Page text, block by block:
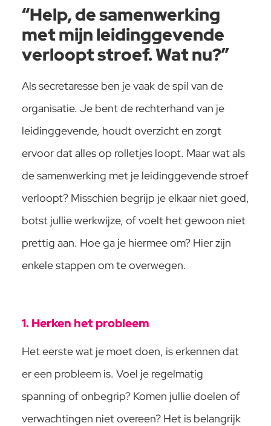
“Help, de samenwerking
met mijn leidinggevende
verloopt stroef. Wat nu?”
Als secretaresse ben je vaak de spil van de
organisatie. Je bent de rechterhand van je
leidinggevende, houdt overzicht en zorgt
ervoor dat alles op rolletjes loopt. Maar wat als
de samenwerking met je leidinggevende stroef
verloopt? Misschien begrijp je elkaar niet goed,
botst jullie werkwijze, of voelt het gewoon niet
prettig aan. Hoe ga je hiermee om? Hier zijn
enkele stappen om te overwegen.
1. Herken het probleem
Het eerste wat je moet doen, is erkennen dat
er een probleem is. Voel je regelmatig
spanning of onbegrip? Komen jullie doelen of
verwachtingen niet overeen? Het is belangrijk